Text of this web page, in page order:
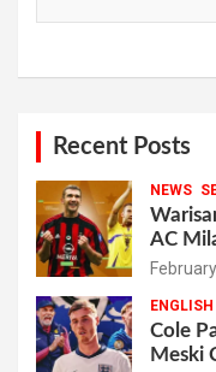
Recent Posts
NEWS
AC
Cole
Meski